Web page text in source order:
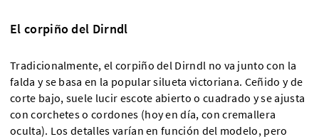
El corpiño del Dirndl
Tradicionalmente, el corpiño del Dirndl no va junto con la
falda y se basa en la popular silueta victoriana. Ceñido y de
corte bajo, suele lucir escote abierto o cuadrado y se ajusta
con corchetes o cordones (hoy en día, con cremallera
oculta). Los detalles varían en función del modelo, pero